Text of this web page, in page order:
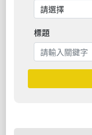
標題
搜尋